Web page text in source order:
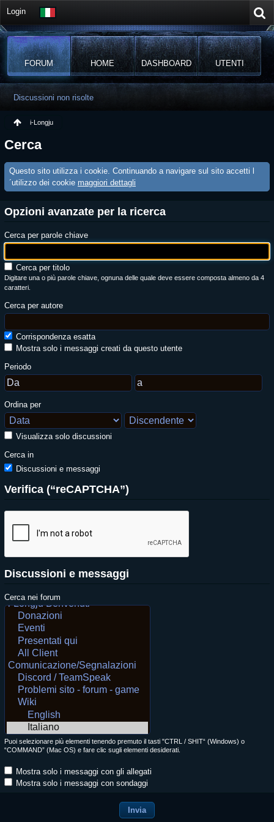
Login
FORUM HOME DASHBOARD UTENTI
Discussioni non risolte
i-Longju
Cerca
Questo sito utilizza i cookie. Continuando a navigare sul sito accetti l
´utilizzo dei cookie maggiori dettagli
Opzioni avanzate per la ricerca
Cerca per parole chiave
Cerca per titolo
Digitare una o più parole chiave, ognuna delle quale deve essere composta almeno da 4
caratteri.
Cerca per autore
Corrispondenza esatta
Mostra solo i messaggi creati da questo utente
Periodo
Ordina per
Visualizza solo discussioni
Cerca in
Discussioni e messaggi
Verifica (“reCAPTCHA”)
Discussioni e messaggi
Cerca nei forum
Puoi selezionare più elementi tenendo premuto il tasti "CTRL / SHIT“ (Windows) o
“COMMAND” (Mac OS) e fare clic sugli elementi desiderati.
Mostra solo i messaggi con gli allegati
Mostra solo i messaggi con sondaggi